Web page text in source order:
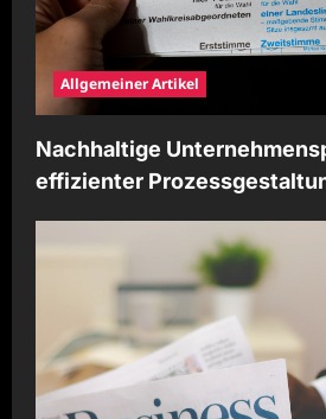
Allgemeiner Artikel
Nachhaltige
effizienter